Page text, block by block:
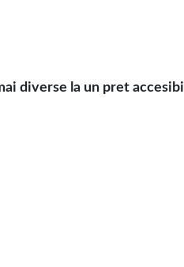
diverse la un pret accesibil